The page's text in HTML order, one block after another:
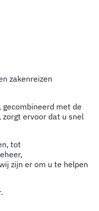
zakenreizen
met de
ervoor dat u snel
tot
zijn er om u te helpen